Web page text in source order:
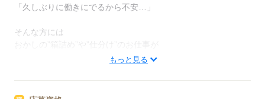
「久しぶりに働きにでるから不安…」
そんな方には
おかしの”箱詰め”や”仕分け”のお仕事が
軽いものをメインに扱うので
体への負担は少なめ。
もっと見る